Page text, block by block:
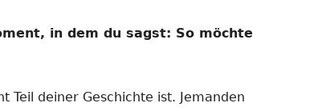
in dem du sagst: So möchte
Teil deiner Geschichte ist. Jemanden